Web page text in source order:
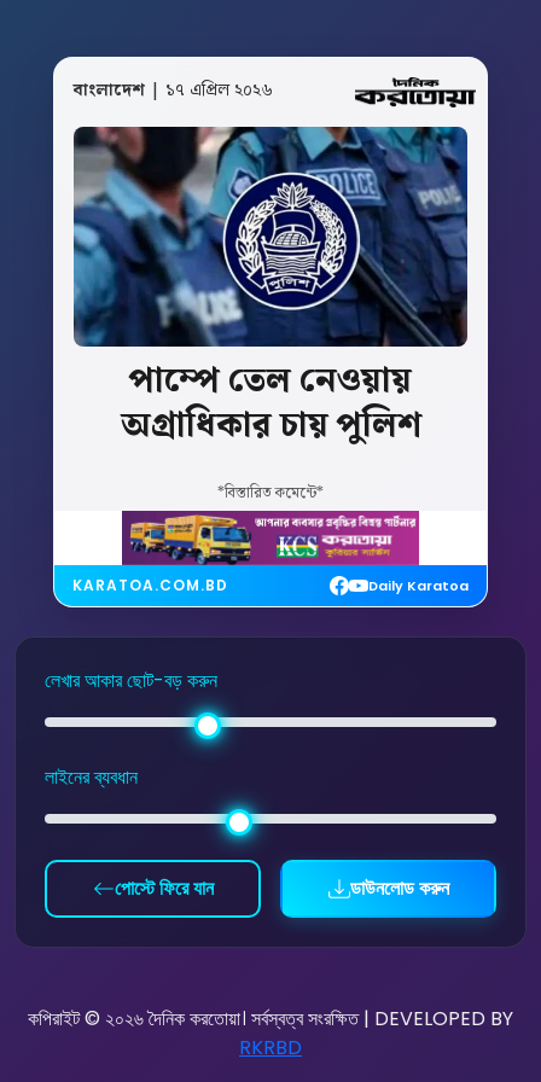
বাংলাদেশ | ১৭ এপ্রিল ২০২৬
পাম্পেতেলনেওয়ায়
অগ্রাধিকারচায়পুলিশ
*বিস্তারিত কমেন্টে*
KARATOA.COM.BD Daily Karatoa
লেখার আকার ছোট-বড় করুন
লাইনের ব্যবধান
পোস্টে ফিরে যান ডাউনলোড করুন
কপিরাইট © ২০২৬ দৈনিক করতোয়া। সর্বস্বত্ব সংরক্ষিত | DEVELOPED BY
RKRBD